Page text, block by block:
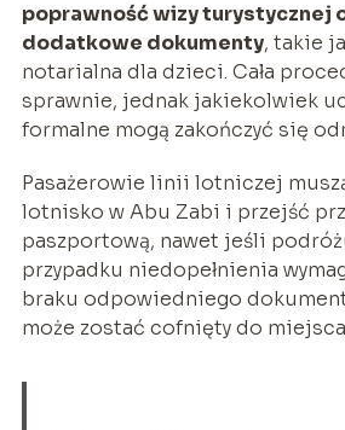
poprawność wizy turystycznej
dodatkowe dokumenty, takie
notarialna dla dzieci. Cała
sprawnie, jednak jakiekolwiek
formalne mogą zakończyć się
Pasażerowie linii lotniczej
lotnisko w Abu Zabi i przejść
paszportową, nawet jeśli
przypadku niedopełnienia
braku odpowiedniego
może zostać cofnięty do